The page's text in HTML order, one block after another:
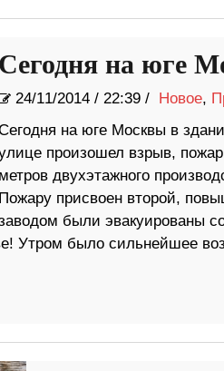
Сегодня на юге
24/11/2014/ 22:39 / Новое,
на юге Москвы в
произошел взрыв,
метров двухэтажного
Пожару присвоен второй,
были эвакуированы
Утром было сильнейшее